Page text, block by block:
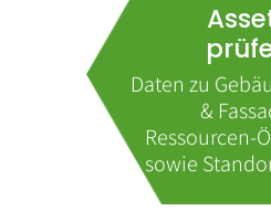
Daten zu
&
Ressourcen-
sowie